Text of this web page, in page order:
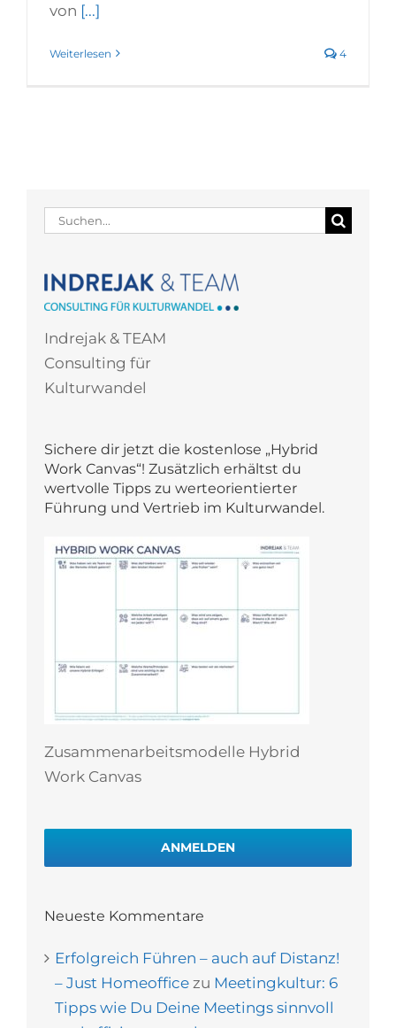
von [...]
Weiterlesen 4
Suche
Indrejak & TEAM
Consulting für
Kulturwandel
Sichere dir jetzt die kostenlose „Hybrid
Work Canvas“! Zusätzlich erhältst du
wertvolle Tipps zu werteorientierter
Führung und Vertrieb im Kulturwandel.
Zusammenarbeitsmodelle Hybrid
Work Canvas
ANMELDEN
Neueste Kommentare
Erfolgreich Führen – auch auf Distanz!
– Just Homeoffice zu Meetingkultur: 6
Tipps wie Du Deine Meetings sinnvoll